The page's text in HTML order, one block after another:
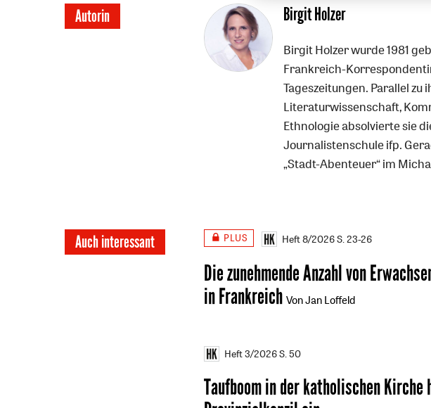
Überschrift
Autorin Birgit Holzer
Birgit Holzer wurde 1981
Frankreich-
Tageszeitungen. Parallel
Literaturwissenschaft,
Ethnologie absolvierte sie
Journalistenschule ifp.
„Stadt-Abenteuer“ im
Auch interessant PLUS Heft 8/2026S. 23-26
Die zunehmende Anzahl von
in Frankreich Von Jan Loffeld
Heft 3/2026S. 50
Taufboom in der katholischen Kirche